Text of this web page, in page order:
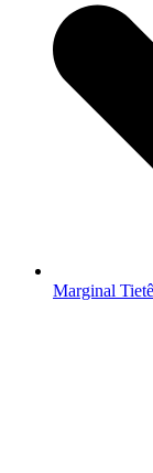
Marginal Tietê